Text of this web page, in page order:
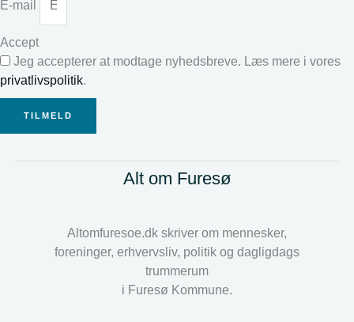
E-mail
Accept
Jeg accepterer at modtage nyhedsbreve. Læs mere i vores
privatlivspolitik.
TILMELD
Alt om Furesø
Altomfuresoe.dk skriver om mennesker,
foreninger, erhvervsliv, politik og dagligdags
trummerum
i Furesø Kommune.